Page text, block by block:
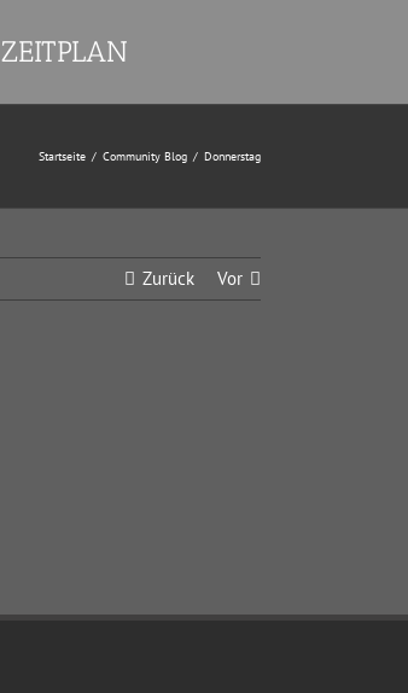
ZEITPLAN
Startseite / Community Blog / Donnerstag
Zurück Vor